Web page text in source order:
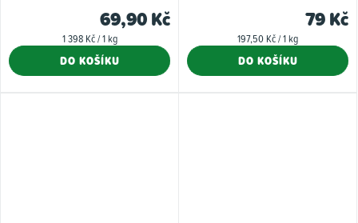
69,90 Kč
Měrná
1 398 Kč / 1 kg
DO KOŠÍKU
79 Kč
Měrná
197,50 Kč / 1 kg
DO KOŠÍKU